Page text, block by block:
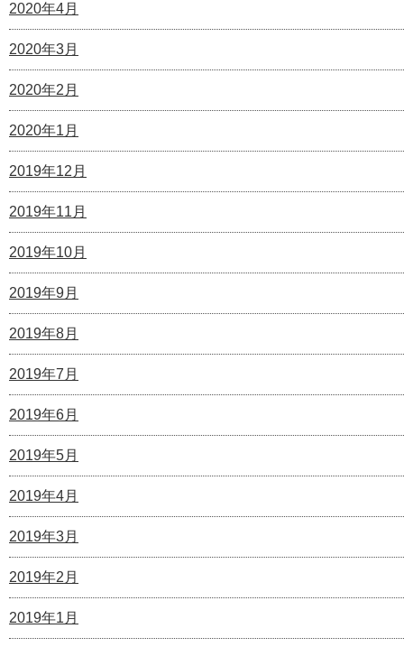
2020年4月
2020年3月
2020年2月
2020年1月
2019年12月
2019年11月
2019年10月
2019年9月
2019年8月
2019年7月
2019年6月
2019年5月
2019年4月
2019年3月
2019年2月
2019年1月